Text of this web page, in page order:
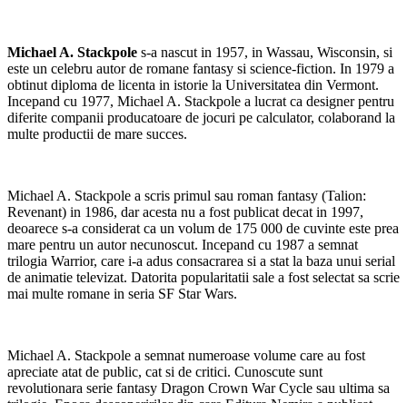
Michael A. Stackpole s-a nascut in 1957, in Wassau, Wisconsin, si
este un celebru autor de romane fantasy si science-fiction. In 1979 a
obtinut diploma de licenta in istorie la Universitatea din Vermont.
Incepand cu 1977, Michael A. Stackpole a lucrat ca designer pentru
diferite companii producatoare de jocuri pe calculator, colaborand la
multe productii de mare succes.
Michael A. Stackpole a scris primul sau roman fantasy (Talion:
Revenant) in 1986, dar acesta nu a fost publicat decat in 1997,
deoarece s-a considerat ca un volum de 175 000 de cuvinte este prea
mare pentru un autor necunoscut. Incepand cu 1987 a semnat
trilogia Warrior, care i-a adus consacrarea si a stat la baza unui serial
de animatie televizat. Datorita popularitatii sale a fost selectat sa scrie
mai multe romane in seria SF Star Wars.
Michael A. Stackpole a semnat numeroase volume care au fost
apreciate atat de public, cat si de critici. Cunoscute sunt
revolutionara serie fantasy Dragon Crown War Cycle sau ultima sa